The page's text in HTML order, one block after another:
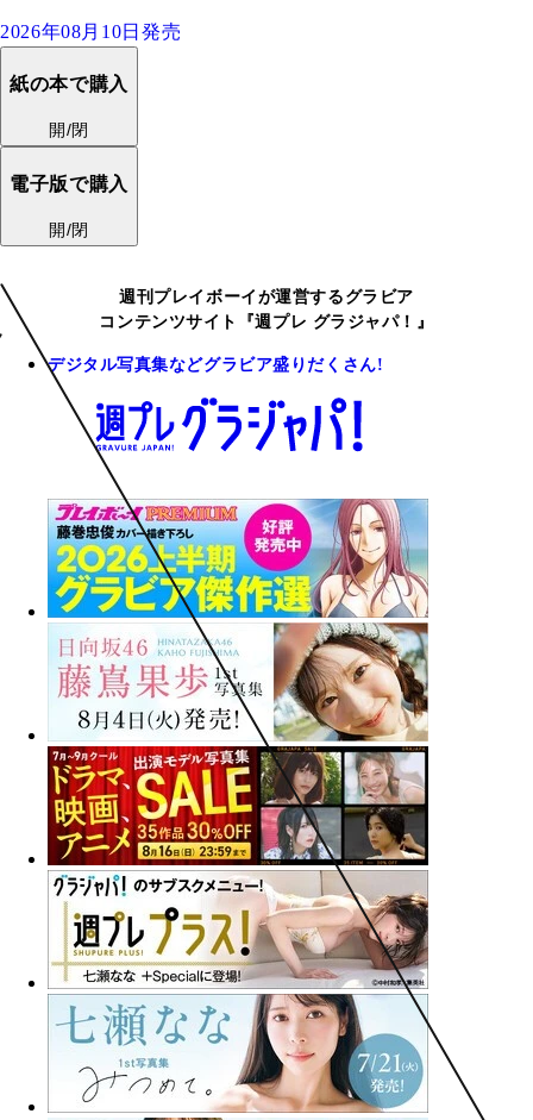
2026年08月10日発売
紙の本で購入
開/閉
電子版で購入
開/閉
週刊プレイボーイが運営するグラビア
コンテンツサイト『週プレ グラジャパ！』
デジタル写真集などグラビア盛りだくさん!